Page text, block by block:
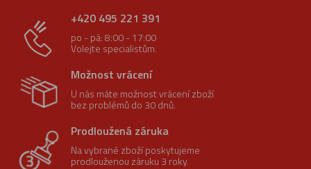
+420 495 221 391
po - pá: 8:00 - 17:00
Volejte specialistům.
Možnost vrácení
U nás máte možnost vrácení zboží
bez problémů do 30 dnů.
Prodloužená záruka
Na vybrané zboží poskytujeme
prodlouženou záruku 3 roky.